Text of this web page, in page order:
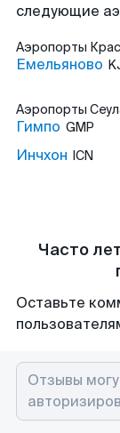
следующие
Аэропорты
Емельяново
Аэропорты
Гимпо GMP
Инчхон ICN
Часто
Оставьте